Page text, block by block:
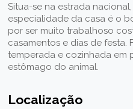
Situa-se na estrada
especialidade da casa é o
por ser muito trabalhoso
casamentos e dias de festa.
temperada e cozinhada em
estômago do animal.
Localização